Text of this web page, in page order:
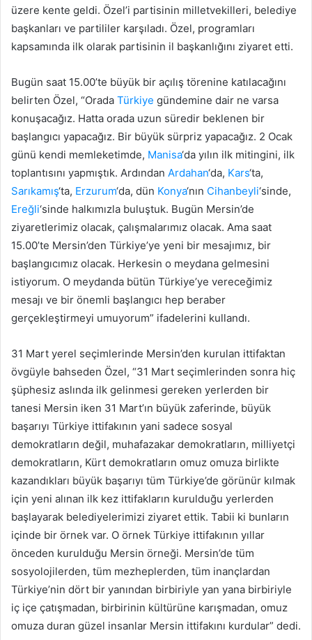
üzere kente geldi. Özel’i partisinin milletvekilleri, belediye
başkanları ve partililer karşıladı. Özel, programları
kapsamında ilk olarak partisinin il başkanlığını ziyaret etti.
Bugün saat 15.00’te büyük bir açılış törenine katılacağını
belirten Özel, “Orada Türkiye gündemine dair ne varsa
konuşacağız. Hatta orada uzun süredir beklenen bir
başlangıcı yapacağız. Bir büyük sürpriz yapacağız. 2 Ocak
günü kendi memleketimde, Manisa‘da yılın ilk mitingini, ilk
toplantısını yapmıştık. Ardından Ardahan‘da, Kars‘ta,
Sarıkamış‘ta, Erzurum‘da, dün Konya‘nın Cihanbeyli‘sinde,
Ereğli‘sinde halkımızla buluştuk. Bugün Mersin’de
ziyaretlerimiz olacak, çalışmalarımız olacak. Ama saat
15.00’te Mersin’den Türkiye’ye yeni bir mesajımız, bir
başlangıcımız olacak. Herkesin o meydana gelmesini
istiyorum. O meydanda bütün Türkiye’ye vereceğimiz
mesajı ve bir önemli başlangıcı hep beraber
gerçekleştirmeyi umuyorum” ifadelerini kullandı.
31 Mart yerel seçimlerinde Mersin’den kurulan ittifaktan
övgüyle bahseden Özel, “31 Mart seçimlerinden sonra hiç
şüphesiz aslında ilk gelinmesi gereken yerlerden bir
tanesi Mersin iken 31 Mart’ın büyük zaferinde, büyük
başarıyı Türkiye ittifakının yani sadece sosyal
demokratların değil, muhafazakar demokratların, milliyetçi
demokratların, Kürt demokratların omuz omuza birlikte
kazandıkları büyük başarıyı tüm Türkiye’de görünür kılmak
için yeni alınan ilk kez ittifakların kurulduğu yerlerden
başlayarak belediyelerimizi ziyaret ettik. Tabii ki bunların
içinde bir örnek var. O örnek Türkiye ittifakının yıllar
önceden kurulduğu Mersin örneği. Mersin’de tüm
sosyolojilerden, tüm mezheplerden, tüm inançlardan
Türkiye’nin dört bir yanından birbiriyle yan yana birbiriyle
iç içe çatışmadan, birbirinin kültürüne karışmadan, omuz
omuza duran güzel insanlar Mersin ittifakını kurdular” dedi.